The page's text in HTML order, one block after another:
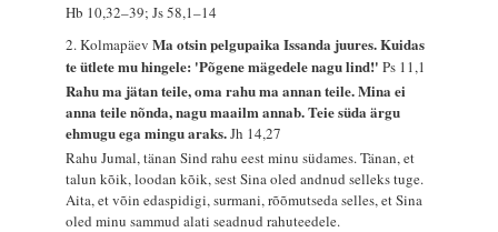
Hb 10,32–39; Js 58,1–14
2. KolmapäevMa otsin pelgupaika Issanda juures. Kuidas
te ütlete mu hingele: 'Põgene mägedele nagu lind!'Ps 11,1
Rahu ma jätan teile, oma rahu ma annan teile. Mina ei
anna teile nõnda, nagu maailm annab. Teie süda ärgu
ehmugu ega mingu araks.Jh 14,27
Rahu Jumal, tänan Sind rahu eest minu südames. Tänan, et
talun kõik, loodan kõik, sest Sina oled andnud selleks tuge.
Aita, et võin edaspidigi, surmani, rõõmutseda selles, et Sina
oled minu sammud alati seadnud rahuteedele.